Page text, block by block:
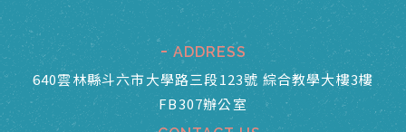
ADDRESS
640雲林縣斗六市大學路三段123號 綜合教學大樓3樓
FB307辦公室